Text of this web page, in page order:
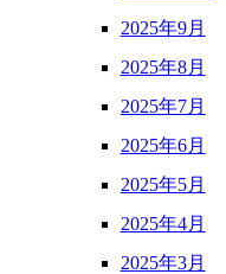
2025年9月
2025年8月
2025年7月
2025年6月
2025年5月
2025年4月
2025年3月